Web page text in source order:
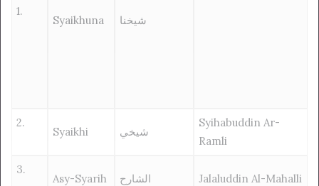
1.
Syaikhuna شيخنا
2.
Syaikhi شيخي
Syihabuddin Ar-
Ramli
3.
Asy-Syarih الشارح Jalaluddin Al-Mahalli